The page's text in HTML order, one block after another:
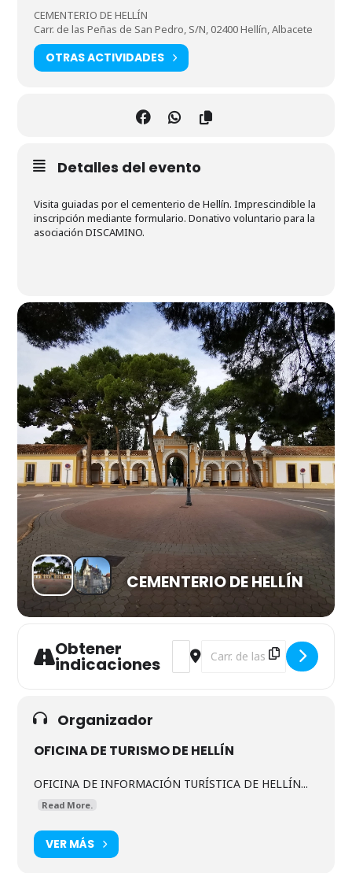
CEMENTERIO DE HELLÍN
Carr. de las Peñas de San Pedro, S/N, 02400 Hellín, Albacete
OTRAS ACTIVIDADES
Detalles del evento
Visita guiadas por el cementerio de Hellín. Imprescindible la
inscripción mediante formulario. Donativo voluntario para la
asociación DISCAMINO.
CEMENTERIO DE HELLÍN
Obtener
indicaciones
Address - Ruta por el cementerio
Destination Address - Ruta
Organizador
OFICINA DE TURISMO DE HELLÍN
OFICINA DE INFORMACIÓN TURÍSTICA DE HELLÍN...
Read More.
VER MÁS